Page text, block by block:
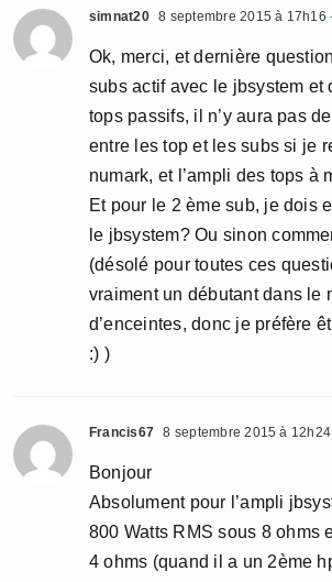
simnat20 8 septembre 2015 à 17h16
Ok, merci, et dernière
subs actif avec le jbsystem et
tops passifs, il n’y aura pas
entre les top et les subs si je
numark, et l’ampli des tops à
Et pour le 2 ème sub, je dois
le jbsystem? Ou sinon
(désolé pour toutes ces
vraiment un débutant dans le
d’enceintes, donc je préfère
:) )
Francis67 8 septembre 2015 à 12h24
Bonjour
Absolument pour l’ampli
800 Watts RMS sous 8 ohms
4 ohms (quand il a un 2ème